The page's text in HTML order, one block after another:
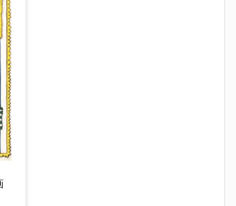
ついて、同意の上送信しま
されません）
チェックを入れてくださ